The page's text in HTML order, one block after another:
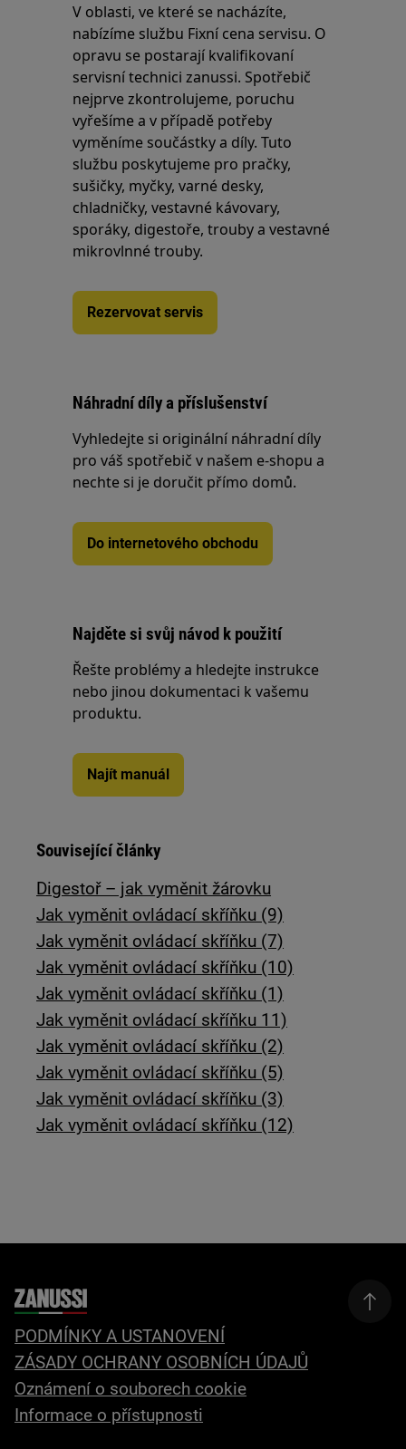
V oblasti, ve které se nacházíte,
nabízíme službu Fixní cena servisu. O
opravu se postarají kvalifikovaní
servisní technici zanussi. Spotřebič
nejprve zkontrolujeme, poruchu
vyřešíme a v případě potřeby
vyměníme součástky a díly. Tuto
službu poskytujeme pro pračky,
sušičky, myčky, varné desky,
chladničky, vestavné kávovary,
sporáky, digestoře, trouby a vestavné
mikrovlnné trouby.
Rezervovat servis
Náhradní díly a příslušenství
Vyhledejte si originální náhradní díly
pro váš spotřebič v našem e-shopu a
nechte si je doručit přímo domů.
Do internetového obchodu
Najděte si svůj návod k použití
Řešte problémy a hledejte instrukce
nebo jinou dokumentaci k vašemu
produktu.
Najít manuál
Související články
Digestoř – jak vyměnit žárovku
Jak vyměnit ovládací skříňku (9)
Jak vyměnit ovládací skříňku (7)
Jak vyměnit ovládací skříňku (10)
Jak vyměnit ovládací skříňku (1)
Jak vyměnit ovládací skříňku 11)
Jak vyměnit ovládací skříňku (2)
Jak vyměnit ovládací skříňku (5)
Jak vyměnit ovládací skříňku (3)
Jak vyměnit ovládací skříňku (12)
PODMÍNKY A USTANOVENÍ
ZÁSADY OCHRANY OSOBNÍCH ÚDAJŮ
Oznámení o souborech cookie
Informace o přístupnosti